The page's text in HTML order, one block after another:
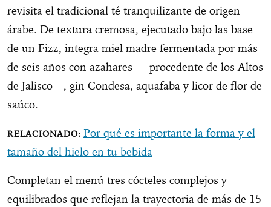
revisita el tradicional té tranquilizante de origen
árabe. De textura cremosa, ejecutado bajo las base
de un Fizz, integra miel madre fermentada por más
de seis años con azahares — procedente de los Altos
de Jalisco—, gin Condesa, aquafaba y licor de flor de
saúco.
Por qué es importante la forma y el
tamaño del hielo en tu bebida
Completan el menú tres cócteles complejos y
equilibrados que reflejan la trayectoria de más de 15